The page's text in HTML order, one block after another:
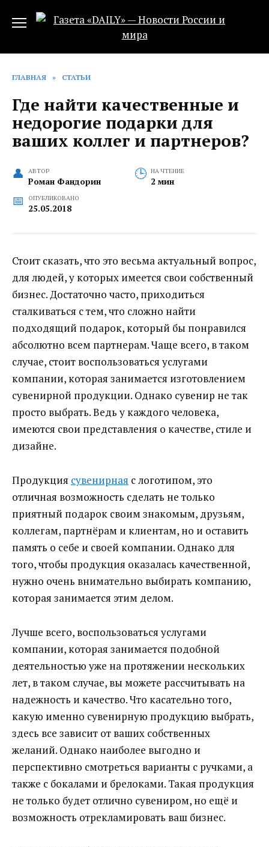
ГЛАВНАЯ » СТАТЬИ
Где найти качественные и
недорогие подарки для
ваших коллег и партнеров?
АВТОР
Роман Фандорин
НА ЧТЕНИЕ
2 мин
ОПУБЛИКОВАНО
25.05.2018
Стоит сказать, что это весьма актуальный вопрос,
для людей, у которых имеется свои собственный
бизнес. Достаточно часто, приходиться
сталкиваться с тем, что сложно найти
подходящий подарок, который бы понравился
абсолютно всем партнерам.Чаще всего, в таком
случае, стоит воспользоваться услугами
компании, которая занимается изготовлением
сувенирной продукции. Однако сувенир не так
просто выбрать. Ведь у каждого человека,
имеются свои представления о качестве, стиле и
дизайне.
Продукция сувенирная с логотипом, это
отличная возможность сделать не только
приятный подарок своим знакомым, друзьям,
коллегам, партнёрам и клиентам, но и оставить
память о себе и своей компании. Однако для
того, чтобы продукция оказалась качественной,
нужно очень внимательно выбирать компанию,
которая занимается этим делом.
Лучше всего, воспользоваться услугами
компании, которая занимается подобной
деятельностью уже на протяжении нескольких
лет, в таком случае, вы можете рассчитывать на
надежность и качество. Что касательно того,
какую именно сувенирную продукцию выбрать,
здесь все зависит от ваших собственных
желаний. Однако наиболее выгодно и
перспективно смотреться варианты с ручками, а
также с бокалами и брелоками. Такая продукция
не только будет отлично сувениром, но ещё и
возможность отрекламировать ваш бизнес.